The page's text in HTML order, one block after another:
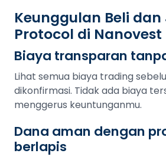
Keunggulan Beli dan
Protocol di Nanovest
Biaya transparan
Lihat semua biaya trading
dikonfirmasi. Tidak ada biaya
menggerus keuntunganmu.
Dana aman dengan
berlapis